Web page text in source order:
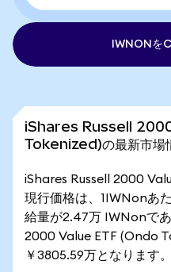
IWNONを
iShares Russell
Tokenized)の最新市場
iShares Russell 2000
現行価格は、1IWNonあ
給量が2.47万 IWNonであ
2000 Value ETF (Ondo
￥3805.59万となります。